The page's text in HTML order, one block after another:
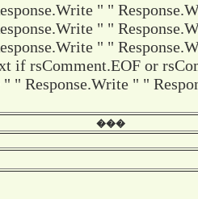
" "
" "
" "
if rsComment.EOF or
" " Response.Write " "
���